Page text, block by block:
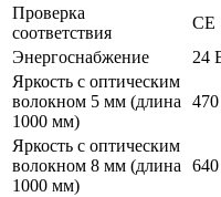
Проверка
соответствия
CE
Энергоснабжение
24
Яркость с оптическим
волокном 5 мм (длина
1000 мм)
Яркость с оптическим
волокном 8 мм (длина
1000 мм)